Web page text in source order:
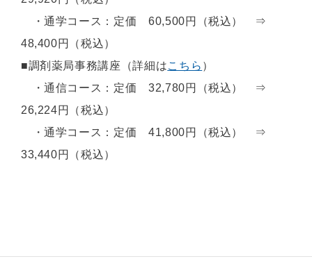
・通学コース：定価 60,500円（税込） ⇒
48,400円（税込）
■調剤薬局事務講座（詳細はこちら ）
・通信コース：定価 32,780円（税込） ⇒
26,224円（税込）
・通学コース：定価 41,800円（税込） ⇒
33,440円（税込）